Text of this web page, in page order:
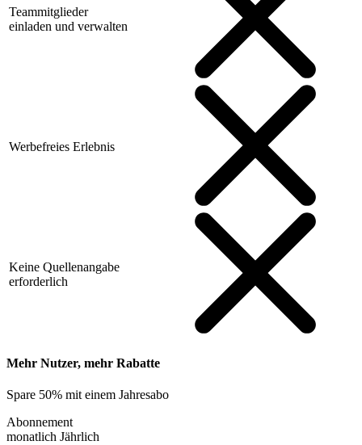
Teammitglieder
einladen und verwalten
Werbefreies Erlebnis
Keine Quellenangabe
erforderlich
Mehr Nutzer, mehr Rabatte
Spare 50% mit einem Jahresabo
Abonnement
monatlich Jährlich